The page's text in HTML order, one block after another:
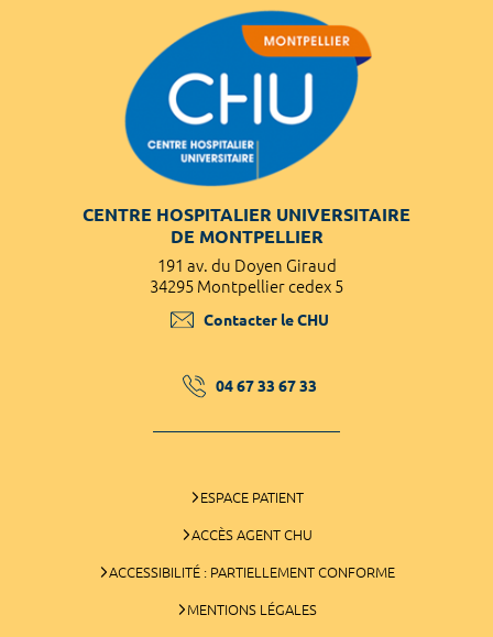
CENTRE HOSPITALIER UNIVERSITAIRE
DE MONTPELLIER
191 av. du Doyen Giraud
34295 Montpellier cedex 5
Contacter le CHU
04 67 33 67 33
ESPACE PATIENT
ACCÈS AGENT CHU
ACCESSIBILITÉ : PARTIELLEMENT CONFORME
MENTIONS LÉGALES